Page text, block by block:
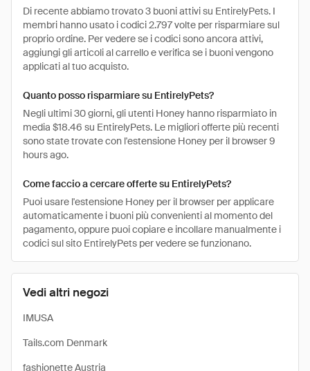
Vedi altri negozi
IMUSA
Tails.com Denmark
fashionette Austria
Di recente abbiamo trovato 3 buoni attivi su EntirelyPets. I
membri hanno usato i codici 2.797 volte per risparmiare sul
proprio ordine. Per vedere se i codici sono ancora attivi,
aggiungi gli articoli al carrello e verifica se i buoni vengono
applicati al tuo acquisto.
Quanto posso risparmiare su EntirelyPets?
Negli ultimi 30 giorni, gli utenti Honey hanno risparmiato in
media $18.46 su EntirelyPets. Le migliori offerte più recenti
sono state trovate con l'estensione Honey per il browser 9
hours ago.
Come faccio a cercare offerte su EntirelyPets?
Puoi usare l'estensione Honey per il browser per applicare
automaticamente i buoni più convenienti al momento del
pagamento, oppure puoi copiare e incollare manualmente i
codici sul sito EntirelyPets per vedere se funzionano.